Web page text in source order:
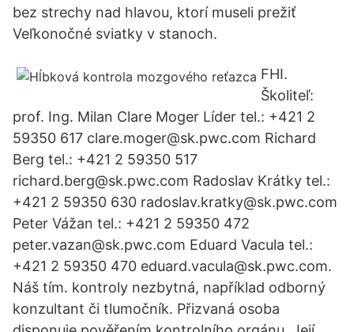
bez strechy nad hlavou, ktorí museli prežiť
Veľkonočné sviatky v stanoch.
FHI.
Školiteľ:
prof. Ing. Milan Clare Moger Líder tel.: +421 2
59350 617 clare.moger@sk.pwc.com Richard
Berg tel.: +421 2 59350 517
richard.berg@sk.pwc.com Radoslav Krátky tel.:
+421 2 59350 630 radoslav.kratky@sk.pwc.com
Peter Vážan tel.: +421 2 59350 472
peter.vazan@sk.pwc.com Eduard Vacula tel.:
+421 2 59350 470 eduard.vacula@sk.pwc.com.
Náš tím. kontroly nezbytná, například odborný
konzultant či tlumočník. Přizvaná osoba